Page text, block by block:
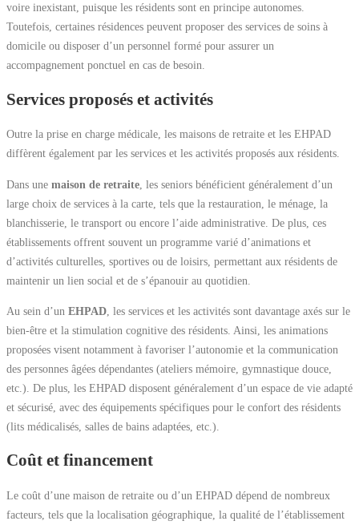
voire inexistant, puisque les résidents sont en principe autonomes.
Toutefois, certaines résidences peuvent proposer des services de soins à
domicile ou disposer d’un personnel formé pour assurer un
accompagnement ponctuel en cas de besoin.
Services proposés et activités
Outre la prise en charge médicale, les maisons de retraite et les EHPAD
diffèrent également par les services et les activités proposés aux résidents.
Dans une maison de retraite , les seniors bénéficient généralement d’un
large choix de services à la carte, tels que la restauration, le ménage, la
blanchisserie, le transport ou encore l’aide administrative. De plus, ces
établissements offrent souvent un programme varié d’animations et
d’activités culturelles, sportives ou de loisirs, permettant aux résidents de
maintenir un lien social et de s’épanouir au quotidien.
Au sein d’un EHPAD , les services et les activités sont davantage axés sur le
bien-être et la stimulation cognitive des résidents. Ainsi, les animations
proposées visent notamment à favoriser l’autonomie et la communication
des personnes âgées dépendantes (ateliers mémoire, gymnastique douce,
etc.). De plus, les EHPAD disposent généralement d’un espace de vie adapté
et sécurisé, avec des équipements spécifiques pour le confort des résidents
(lits médicalisés, salles de bains adaptées, etc.).
Coût et financement
Le coût d’une maison de retraite ou d’un EHPAD dépend de nombreux
facteurs, tels que la localisation géographique, la qualité de l’établissement